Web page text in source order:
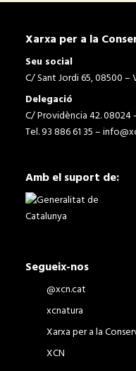
Xarxa per a la
Seu social
C/ Sant Jordi 65, 08500 –
Delegació
C/ Providència 42. 08024
Tel. 93 886 61 35 –
Amb el suport de:
Segueix-nos
@xcn.cat
xcnatura
Xarxa per a la
XCN